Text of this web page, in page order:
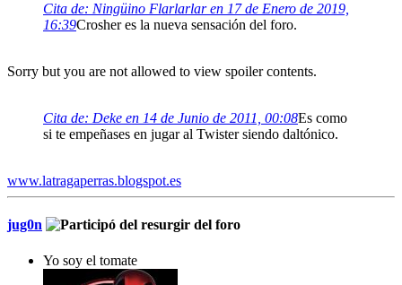
Cita de: Ningüino Flarlarlar en 17 de Enero de 2019,
16:39Crosher es la nueva sensación del foro.
Sorry but you are not allowed to view spoiler contents.
Cita de: Deke en 14 de Junio de 2011, 00:08Es como
si te empeñases en jugar al Twister siendo daltónico.
www.latragaperras.blogspot.es
jug0n
Yo soy el tomate